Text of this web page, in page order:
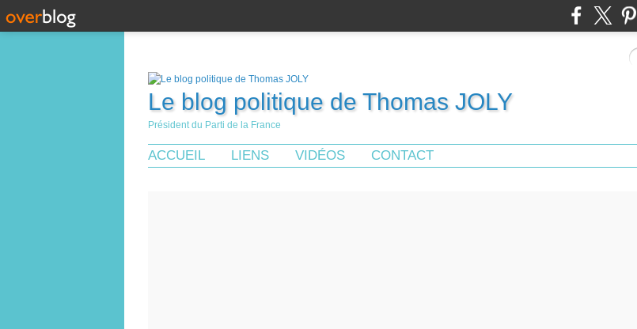
Le blog politique de Thomas JOLY
Président du Parti de la France
ACCUEIL LIENS VIDÉOS CONTACT